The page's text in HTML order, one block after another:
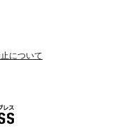
について